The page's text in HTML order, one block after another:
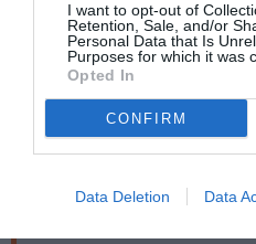
I want to opt-out of
Retention, Sale, and/or
Personal Data that Is
Purposes for which it was
Opted In
CONFIRM
Data Deletion Data
Τοποθεσία:
Πειραιώς 260 - ΧΩΡΟΣ Β,
Πειραιώς 260